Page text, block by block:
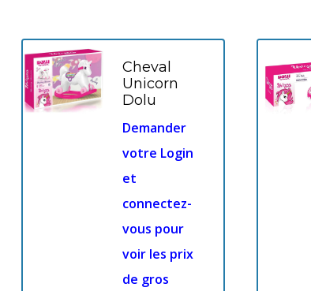
Cheval
Unicorn
Dolu
Demander
votre Login
et
connectez-
vous pour
voir les prix
de gros